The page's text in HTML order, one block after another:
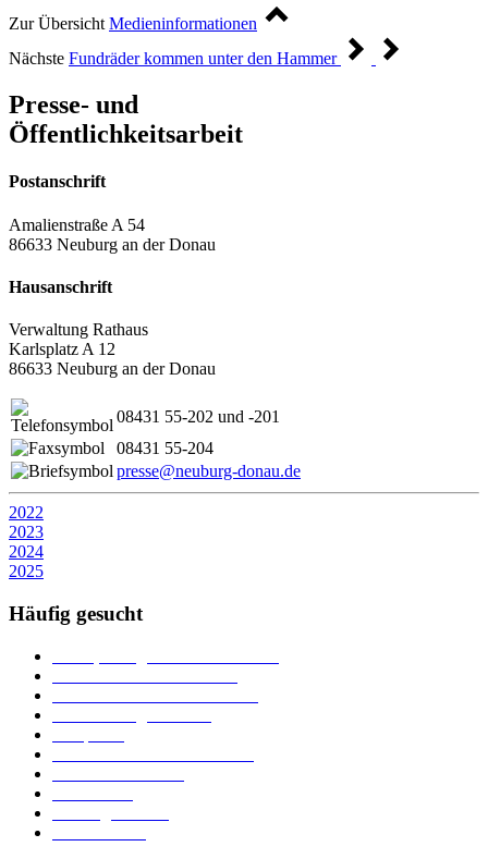
Zur Übersicht Medieninformationen
Nächste Fundräder kommen unter den Hammer
Presse- und
Öffentlichkeitsarbeit
Postanschrift
Amalienstraße A 54
86633 Neuburg an der Donau
Hausanschrift
Verwaltung Rathaus
Karlsplatz A 12
86633 Neuburg an der Donau
08431 55-202 und -201
08431 55-204
presse@neuburg-donau.de
2022
2023
2024
2025
Häufig gesucht